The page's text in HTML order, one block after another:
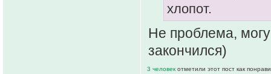
хлопот.
Не проблема,
закончился)
3 человек отметили этот пост как